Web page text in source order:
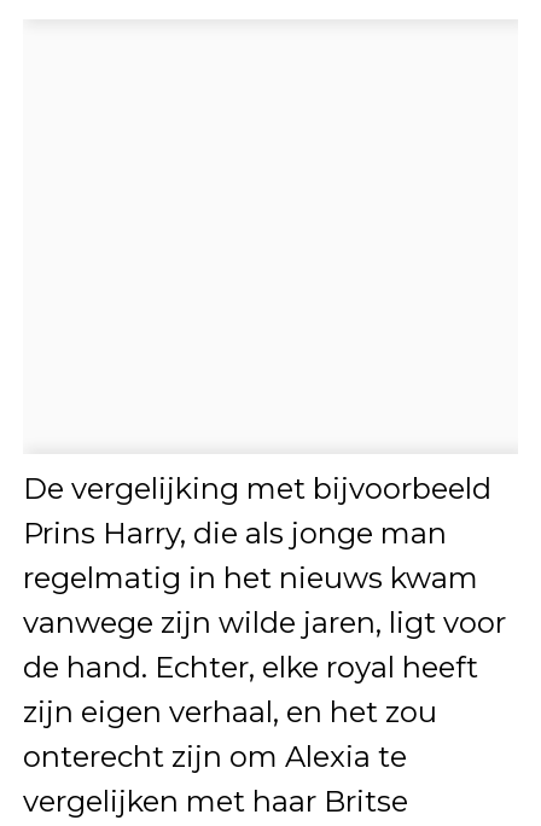
De vergelijking met bijvoorbeeld
Prins Harry, die als jonge man
regelmatig in het nieuws kwam
vanwege zijn wilde jaren, ligt voor
de hand. Echter, elke royal heeft
zijn eigen verhaal, en het zou
onterecht zijn om Alexia te
vergelijken met haar Britse